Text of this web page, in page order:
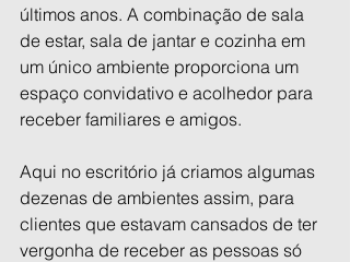
últimos anos. A combinação de sala
de estar, sala de jantar e cozinha em
um único ambiente proporciona um
espaço convidativo e acolhedor para
receber familiares e amigos.
Aqui no escritório já criamos algumas
dezenas de ambientes assim, para
clientes que estavam cansados de ter
vergonha de receber as pessoas só